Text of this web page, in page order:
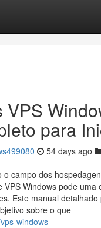
VPS
para
54 days ago
o campo dos
Windows pode uma
Este manual
sobre o que
windows